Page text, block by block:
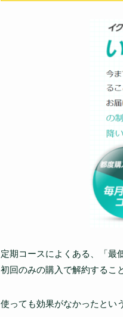
定期コースによくある、「最
初回のみの購入で解約するこ
使っても効果がなかったとい